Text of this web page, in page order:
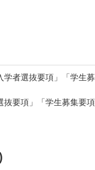
者選抜要項」「学生
要項」「学生募集要